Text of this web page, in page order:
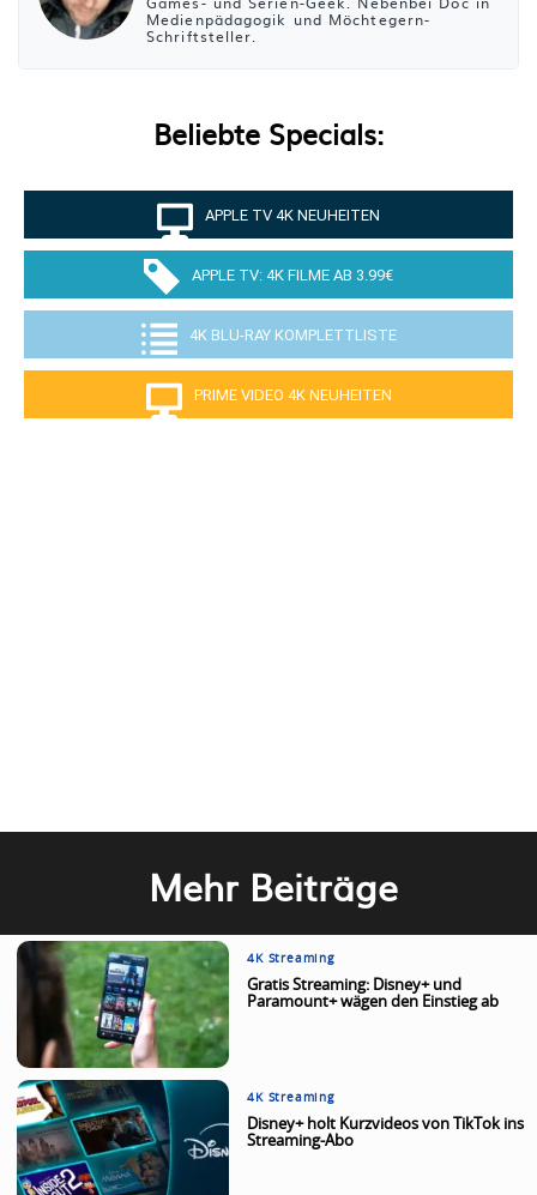
Medienpädagogik und Möchtegern-
Schriftsteller.
Beliebte Specials:
APPLE TV 4K NEUHEITEN
APPLE TV: 4K FILME AB 3.99€
4K BLU-RAY KOMPLETTLISTE
PRIME VIDEO 4K NEUHEITEN
Mehr Beiträge
4K Streaming
Gratis Streaming: Disney+ und
Paramount+ wägen den Einstieg ab
4K Streaming
Disney+ holt Kurzvideos von TikTok ins
Streaming-Abo